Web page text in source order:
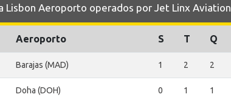
Lisbon Aeroporto operados por Jet Linx Aviation
Aeroporto S T Q
Barajas (MAD) 1 2 2
Doha (DOH) 0 1 1